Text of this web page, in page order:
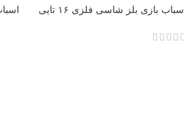
اسباب بازی بلز شاسی فلزی ۱۶ تایی